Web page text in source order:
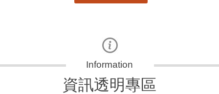
資訊透明專區